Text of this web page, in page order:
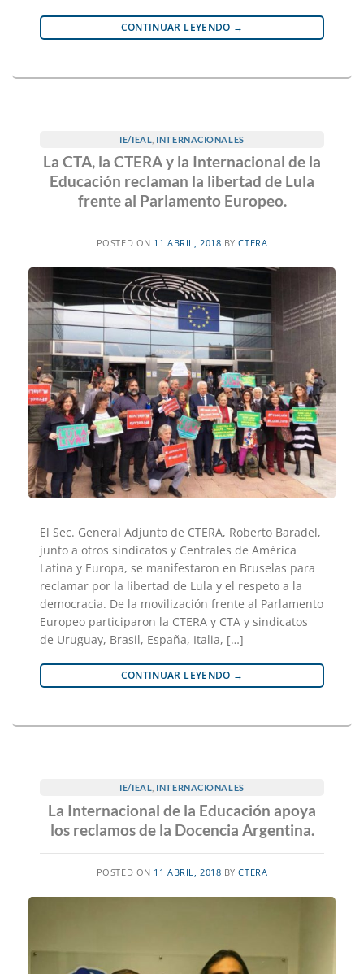
CONTINUAR LEYENDO →
IE/IEAL INTERNACIONALES
La CTA, la CTERA y la Internacional de la
Educación reclaman la libertad de Lula
frente al Parlamento Europeo.
POSTED ON 11 ABRIL, 2018 BYCTERA
El Sec. General Adjunto de CTERA, Roberto Baradel,
junto a otros sindicatos y Centrales de América
Latina y Europa, se manifestaron en Bruselas para
reclamar por la libertad de Lula y el respeto a la
democracia. De la movilización frente al Parlamento
Europeo participaron la CTERA y CTA y sindicatos
de Uruguay, Brasil, España, Italia, […]
CONTINUAR LEYENDO →
IE/IEAL INTERNACIONALES
La Internacional de la Educación apoya
los reclamos de la Docencia Argentina.
POSTED ON 11 ABRIL, 2018 BYCTERA